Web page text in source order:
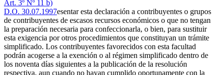
Art. 3º Nº 11 b)
D.O. 30.07.1997esentar esta declaración a contribuyentes o grupos
de contribuyentes de escasos recursos económicos o que no tengan
la preparación necesaria para confeccionarla, o bien, para sustituir
esta exigencia por otros procedimientos que constituyan un trámite
simplificado. Los contribuyentes favorecidos con esta facultad
podrán acogerse a la exención o al régimen simplificado dentro de
los noventa días siguientes a la publicación de la resolución
respectiva, aun cuando no hayan cumplido oportunamente con la